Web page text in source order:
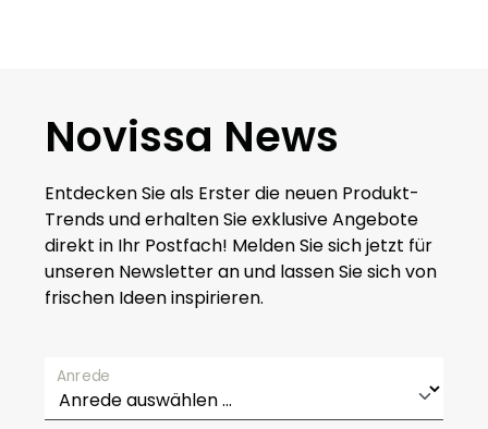
Novissa News
Entdecken Sie als Erster die neuen Produkt-
Trends und erhalten Sie exklusive Angebote
direkt in Ihr Postfach! Melden Sie sich jetzt für
unseren Newsletter an und lassen Sie sich von
frischen Ideen inspirieren.
Anrede